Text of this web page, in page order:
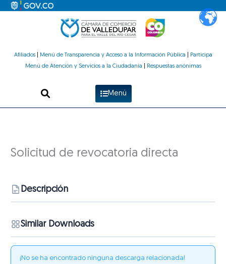
Afiliados| Menú de Transparencia y Acceso a la Información Pública
Participa
Menú de Atención y Servicios a la Ciudadanía
Respuestas anónimas
Menú
Solicitud de revocatoria directa
Descripción
Similar Downloads
¡No se ha encontrado ninguna descarga relacionada!